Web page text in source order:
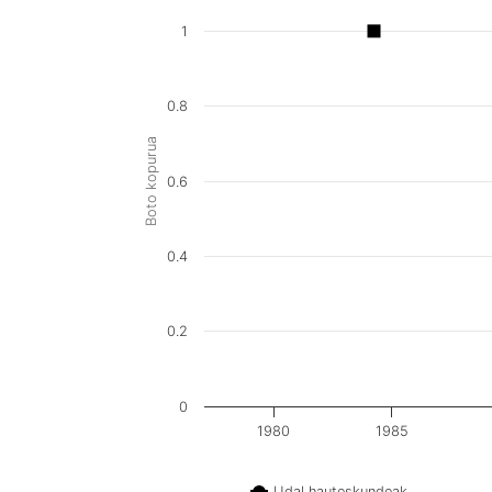
Boto kopurua
1980 1985
0
0.2
0.4
0.6
0.8
1